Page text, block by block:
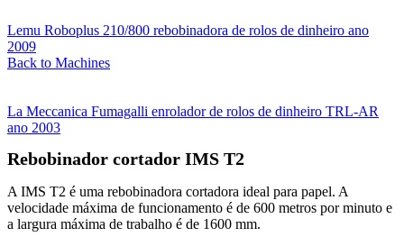
Lemu Roboplus 210/800 rebobinadora de rolos de dinheiro ano
2009
Back to Machines
La Meccanica Fumagalli enrolador de rolos de dinheiro TRL-AR
ano 2003
Rebobinador cortador IMS T2
A IMS T2 é uma rebobinadora cortadora ideal para papel. A
velocidade máxima de funcionamento é de 600 metros por minuto e
a largura máxima de trabalho é de 1600 mm.